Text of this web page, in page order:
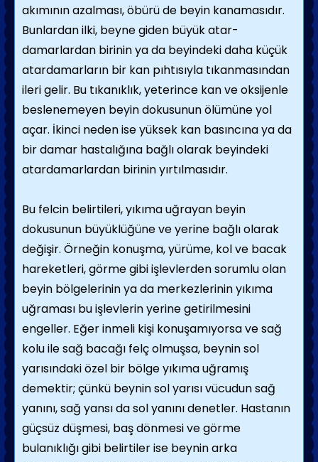
akımının azalması, öbürü de beyin kanamasıdır.
Bunlardan ilki, beyne giden büyük atar­
damarlardan birinin ya da beyindeki daha küçük
atardamarların bir kan pıhtısıyla tıkan­masından
ileri gelir. Bu tıkanıklık, yeterince kan ve oksijenle
beslenemeyen beyin dokusu­nun ölümüne yol
açar. İkinci neden ise yüksek kan basıncına ya da
bir damar hastalı­ğına bağlı olarak beyindeki
atardamarlardan birinin yırtılmasıdır.
Bu felcin belirtileri, yıkıma uğrayan beyin
dokusunun büyüklüğüne ve yerine bağlı ola­rak
değişir. Örneğin konuşma, yürüme, kol ve bacak
hareketleri, görme gibi işlevlerden sorumlu olan
beyin bölgelerinin ya da mer­kezlerinin yıkıma
uğraması bu işlevlerin yeri­ne getirilmesini
engeller. Eğer inmeli kişi konuşamıyorsa ve sağ
kolu ile sağ bacağı felç olmuşsa, beynin sol
yarısındaki özel bir bölge yıkıma uğramış
demektir; çünkü beynin sol yarısı vücudun sağ
yanını, sağ yansı da sol yanını denetler. Hastanın
güçsüz düşmesi, baş dönmesi ve görme
bulanıklığı gibi belirtiler ise beynin arka